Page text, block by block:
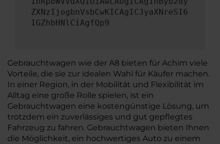
ZXNzIjogbnVsbCwKICAgICJyaXNreSI6
IGZhbHNlCiAgfQp9
Gebrauchtwagen wie der A8 bieten für Achim viele
Vorteile, die sie zur idealen Wahl für Käufer machen.
In einer Region, in der Mobilität und Flexibilität im
Alltag eine große Rolle spielen, ist ein
Gebrauchtwagen eine kostengünstige Lösung, um
trotzdem ein zuverlässiges und gut gepflegtes
Fahrzeug zu fahren. Gebrauchtwagen bieten Ihnen
die Möglichkeit, ein hochwertiges Auto zu einem